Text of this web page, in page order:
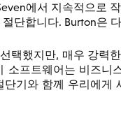
에서 지속적으로
단합니다. Burton은
택했지만, 매우 강력한
소프트웨어는 비즈니
기와 함께 우리에게